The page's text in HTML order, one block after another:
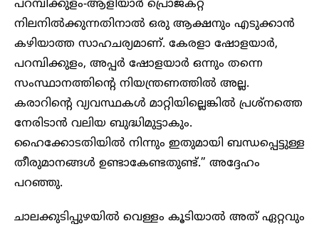
പറമ്പിക്കുളം-ആളിയാർ പ്രൊജക്റ്റ്
നിലനിൽക്കുന്നതിനാൽ ഒരു ആക്ഷനും എടുക്കാൻ
കഴിയാത്ത സാഹചര്യമാണ്. കേരളാ ഷോളയാർ,
പറമ്പിക്കുളം, അപ്പർ ഷോളയാർ ഒന്നും തന്നെ
സംസ്ഥാനത്തിന്റെ നിയന്ത്രണത്തിൽ അല്ല.
കരാറിന്റെ വ്യവസ്ഥകൾ മാറ്റിയില്ലെങ്കിൽ പ്രശ്നത്തെ
നേരിടാൻ വലിയ ബുദ്ധിമുട്ടാകും.
ഹൈക്കോടതിയിൽ നിന്നും ഇതുമായി ബന്ധപ്പെട്ടുള്ള
തീരുമാനങ്ങൾ ഉണ്ടാകേണ്ടതുണ്ട്.” അദ്ദേഹം
പറഞ്ഞു.
ചാലക്കുടിപ്പുഴയിൽ വെള്ളം കൂടിയാൽ അത് ഏറ്റവും